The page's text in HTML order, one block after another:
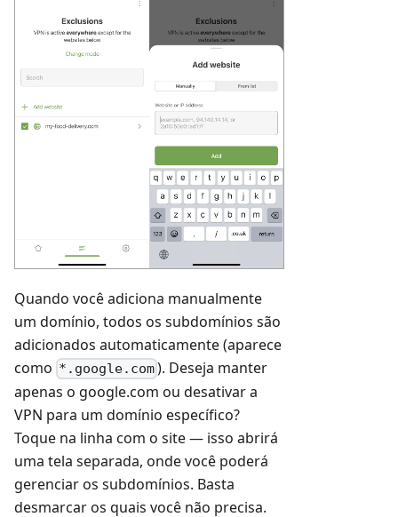
Quando você adiciona manualmente
um domínio, todos os subdomínios são
adicionados automaticamente (aparece
como *.google.com). Deseja manter
apenas o google.com ou desativar a
VPN para um domínio específico?
Toque na linha com o site — isso abrirá
uma tela separada, onde você poderá
gerenciar os subdomínios. Basta
desmarcar os quais você não precisa.